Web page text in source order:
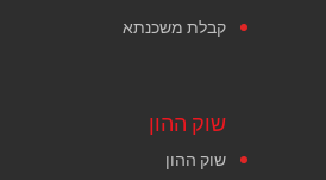
קבלת משכנתא
שוק ההון
שוק ההון